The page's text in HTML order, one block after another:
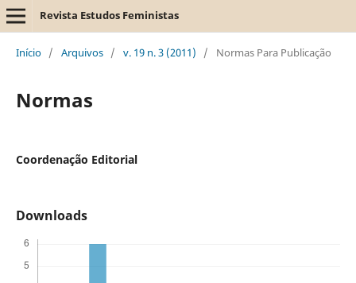
Revista Estudos Feministas
Início / Arquivos / v. 19 n. 3 (2011) / Normas Para Publicação
Normas
Coordenação Editorial
Downloads